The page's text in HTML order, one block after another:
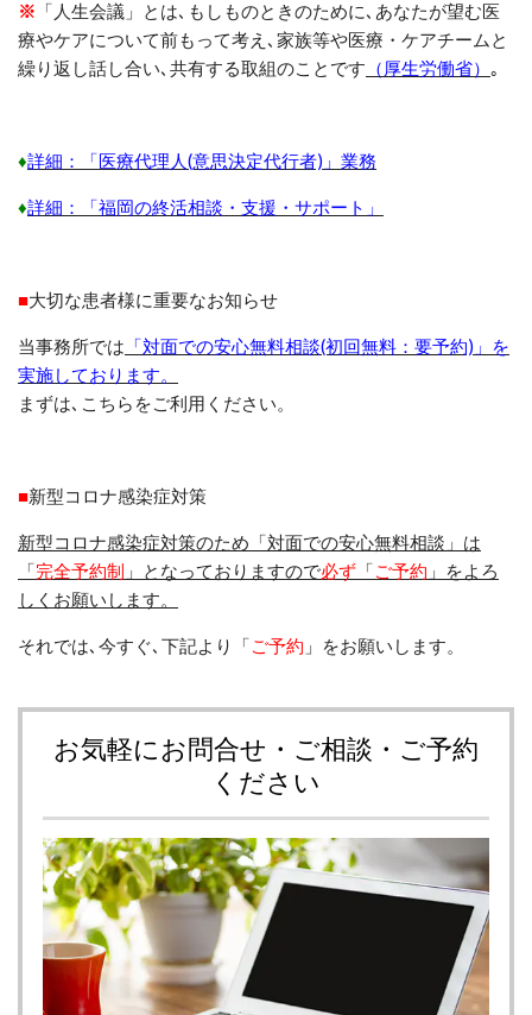
※ 「人生会議」 とは､ もしものときのために､ あなたが望む医
療やケアについて前もって考え ､ 家族等や医療・ケアチームと
繰り返し話し合い､ 共有する取組のことです （厚生労働省） ｡
♦詳細：「医療代理人(意思決定代行者)」業務
♦詳細：「福岡の終活相談・支援・サポート」
■大切な患者様に重要なお知らせ
当事務所では 「対面での安心無料相談(初回無料：要予約)」を
実施しております。
まずは､ こちらをご利用ください。
■新型コロナ感染症対策
新型コロナ感染症対策のため「対面での安心無料相談」は
「完全予約制 」となっておりますので必ず 「ご予約 」をよろ
しくお願いします。
それでは､ 今すぐ､ 下記より「ご予約 」をお願いします。
お気軽にお問合せ・ご相談・ご予約
ください